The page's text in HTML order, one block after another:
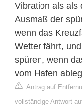
Vibration als als
Ausmaß der
wenn das
Wetter fährt,
spüren, wenn
vom Hafen
Antrag auf
vollständige Antwort